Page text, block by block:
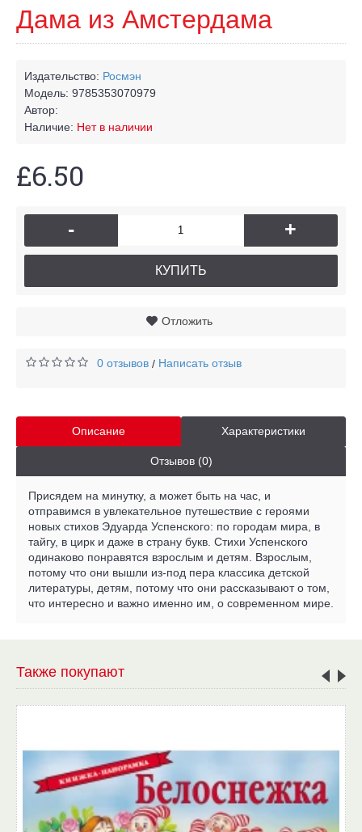
Дама из Амстердама
Издательство: Росмэн
Модель: 9785353070979
Автор:
Наличие: Нет в наличии
£6.50
- +
КУПИТЬ
Отложить
0 отзывов / Написать отзыв
Описание Характеристики
Отзывов (0)
Присядем на минутку, а может быть на час, и
отправимся в увлекательное путешествие с героями
новых стихов Эдуарда Успенского: по городам мира, в
тайгу, в цирк и даже в страну букв. Стихи Успенского
одинаково понравятся взрослым и детям. Взрослым,
потому что они вышли из-под пера классика детской
литературы, детям, потому что они рассказывают о том,
что интересно и важно именно им, о современном мире.
Также покупают